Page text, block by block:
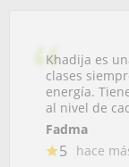
Khadija es
clases
energía.
al nivel de
Fadma
5 hace